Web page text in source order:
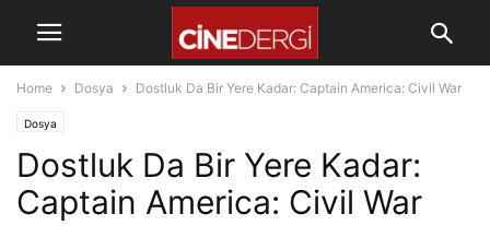
Home Dosya Dostluk Da Bir Yere Kadar: Captain America: Civil War
Dosya
Dostluk Da Bir Yere Kadar:
Captain America: Civil War